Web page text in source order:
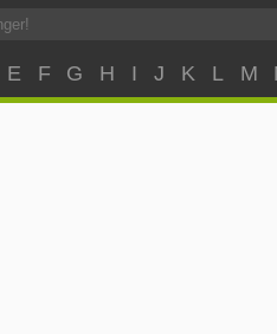
E F G H I J K L M